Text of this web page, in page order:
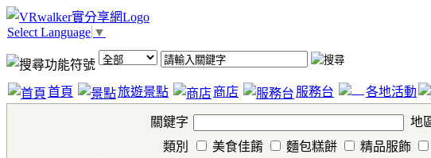
Select Language ▼
首頁 旅遊景點 商店 服務台 各地活動
關鍵字 地
類別
美食佳餚 麵包糕餅 精品服飾